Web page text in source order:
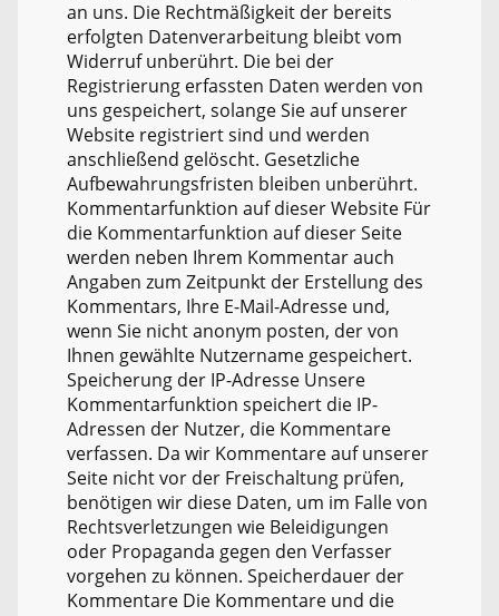
an uns. Die Rechtmäßigkeit der bereits
erfolgten Datenverarbeitung bleibt vom
Widerruf unberührt. Die bei der
Registrierung erfassten Daten werden von
uns gespeichert, solange Sie auf unserer
Website registriert sind und werden
anschließend gelöscht. Gesetzliche
Aufbewahrungsfristen bleiben unberührt.
Kommentarfunktion auf dieser Website Für
die Kommentarfunktion auf dieser Seite
werden neben Ihrem Kommentar auch
Angaben zum Zeitpunkt der Erstellung des
Kommentars, Ihre E-Mail-Adresse und,
wenn Sie nicht anonym posten, der von
Ihnen gewählte Nutzername gespeichert.
Speicherung der IP-Adresse Unsere
Kommentarfunktion speichert die IP-
Adressen der Nutzer, die Kommentare
verfassen. Da wir Kommentare auf unserer
Seite nicht vor der Freischaltung prüfen,
benötigen wir diese Daten, um im Falle von
Rechtsverletzungen wie Beleidigungen
oder Propaganda gegen den Verfasser
vorgehen zu können. Speicherdauer der
Kommentare Die Kommentare und die